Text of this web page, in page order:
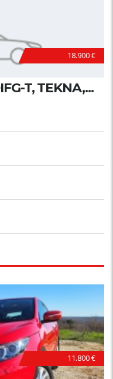
18.900 €
T, TEKNA,...
11.800 €